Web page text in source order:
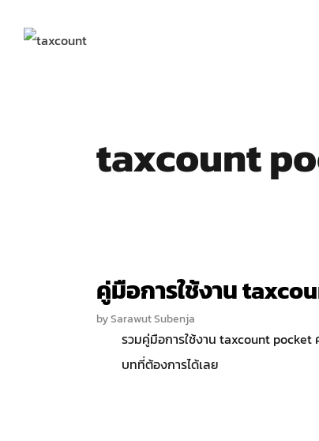
taxcount
คู่มือการใช้งาน
bySarawut Subenja
รวมคู่มือการใช้งาน taxcount pocket
บทที่ต้องการได้เลย